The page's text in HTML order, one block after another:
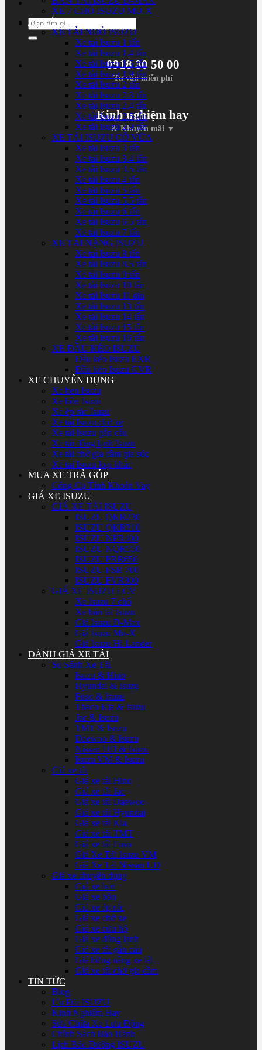
Tìm
kiếm:
0918 80 50 00
Tư vấn miễn phí
Kinh nghiệm hay
& Khuyến mãi ▼
XE 7 CHỖ ISUZU MU-X
XE TẢI ISUZU
XE TẢI NHỎ ISUZU
Xe tải Isuzu 1 tấn
Xe tải Isuzu 1.4 tấn
Xe tải Isuzu 1.5 tấn
Xe tải Isuzu 1.9 tấn
Xe tải Isuzu 2 tấn
Xe tải Isuzu 2.3 tấn
Xe tải Isuzu 2.4 tấn
Xe tải Isuzu 2.5 tấn
Xe tải Isuzu 2.9 tấn
XE TẢI ISUZU CỠ VỪA
Xe tải Isuzu 3 tấn
Xe tải Isuzu 3.4 tấn
Xe tải Isuzu 3.5 tấn
Xe tải Isuzu 4 tấn
Xe tải Isuzu 5 tấn
Xe tải Isuzu 5.5 tấn
Xe tải Isuzu 6 tấn
Xe tải Isuzu 6.5 tấn
Xe tải Isuzu 7 tấn
XE TẢI NẶNG ISUZU
Xe tải Isuzu 8 tấn
Xe tải Isuzu 8.5 tấn
Xe tải Isuzu 9 tấn
Xe tải Isuzu 10 tấn
Xe tải Isuzu 11 tấn
Xe tải Isuzu 13 tấn
Xe tải Isuzu 14 tấn
Xe tải Isuzu 15 tấn
Xe tải Isuzu 16 tấn
XE ĐẦU KÉO ISUZU
Đầu kéo Isuzu EXR
Đầu kéo Isuzu GVR
XE CHUYÊN DỤNG
Xe ben Isuzu
Xe bồn Isuzu
Xe ép rác Isuzu
Xe tải Isuzu chở xe
Xe tải Isuzu gắn cẩu
Xe tải đông lạnh Isuzu
Xe tải chở gia cầm gia súc
Xe tải Isuzu loại khác
MUA XE TRẢ GÓP
Công Cụ Tính Khoản Vay
GIÁ XE ISUZU
GIÁ XE TẢI ISUZU
ISUZU QKR230
ISUZU QKR210
ISUZU NPR400
ISUZU NQR550
ISUZU FRR650
ISUZU FSR 700
ISUZU FVR900
GIÁ XE ISUZU LCV
Xe Isuzu 7 chổ
Xe bán tải Isuzu
Giá Isuzu D-Max
Giá Isuzu Mu-X
Giá Isuzu Hi-Lander
ĐÁNH GIÁ XE TẢI
So Sánh Xe Tải
Isuzu & Hino
Hyundai & Isuzu
Fuso & Isuzu
Thaco Kia & Isuzu
Jac & Isuzu
TMT & Isuzu
Daewoo & Isuzu
Nissan UD & Isuzu
Isuzu VM & Isuzu
Giá xe tải
Giá xe tải Hino
Giá xe tải Jac
Giá xe tải Daewoo
Giá xe tải Hyundai
Giá xe tải Kia
Giá xe tải TMT
Giá xe tải Fuso
Giá Xe Tải Isuzu VM
Giá Xe Tải Nissan UD
Giá xe chuyên dụng
Giá xe ben
Giá xe bồn
Giá xe ép rác
Giá xe chở xe
Giá xe cứu hộ
Giá xe đông lạnh
Giá xe tải gắn cẩu
Giá bửng nâng xe tải
Giá xe tải chở gia cầm
TIN TỨC
Blog
Ưu Đãi ISUZU
Kinh Nghiệm Hay
Sửa Chữa Xe Lưu Động
Chính Sách Bảo Hành
Lịch Bảo Dưỡng ISUZU